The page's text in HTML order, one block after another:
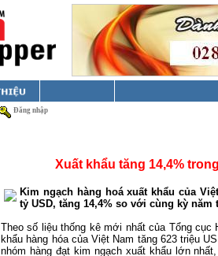
Đăng nhập
Xuất khẩu tăng 14,4%
Kim ngạch hàng hoá xuất khẩu của
tỷ USD, tăng 14,4% so với cùng kỳ năm
Theo số liệu thống kê mới nhất của Tổng cục
khẩu hàng hóa của Việt Nam tăng 623 triệu
nhóm hàng đạt kim ngạch xuất khẩu lớn